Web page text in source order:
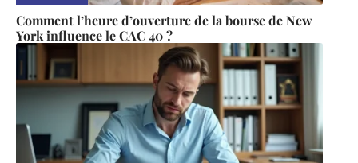
Comment l’heure d’ouverture de la bourse de New
York influence le CAC 40 ?